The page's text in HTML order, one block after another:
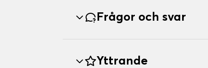
Frågor och svar
Yttrande